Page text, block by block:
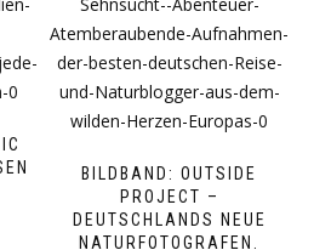
BILDBAND: OUTSIDE
PROJECT –
DEUTSCHLANDS NEUE
NATURFOTOGRAFEN.